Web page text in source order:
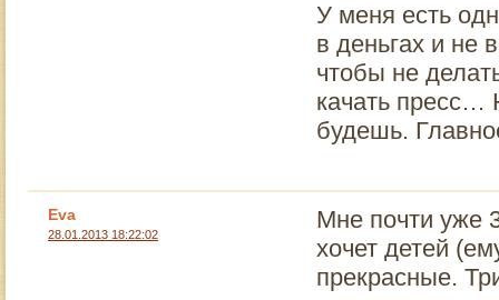
У меня есть
в деньгах и не
чтобы не
качать пресс…
будешь.
Eva
28.01.2013 18:22:02
Мне почти уже
хочет детей
прекрасные.